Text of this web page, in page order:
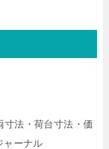
寸法・荷台寸法・価
ャーナル